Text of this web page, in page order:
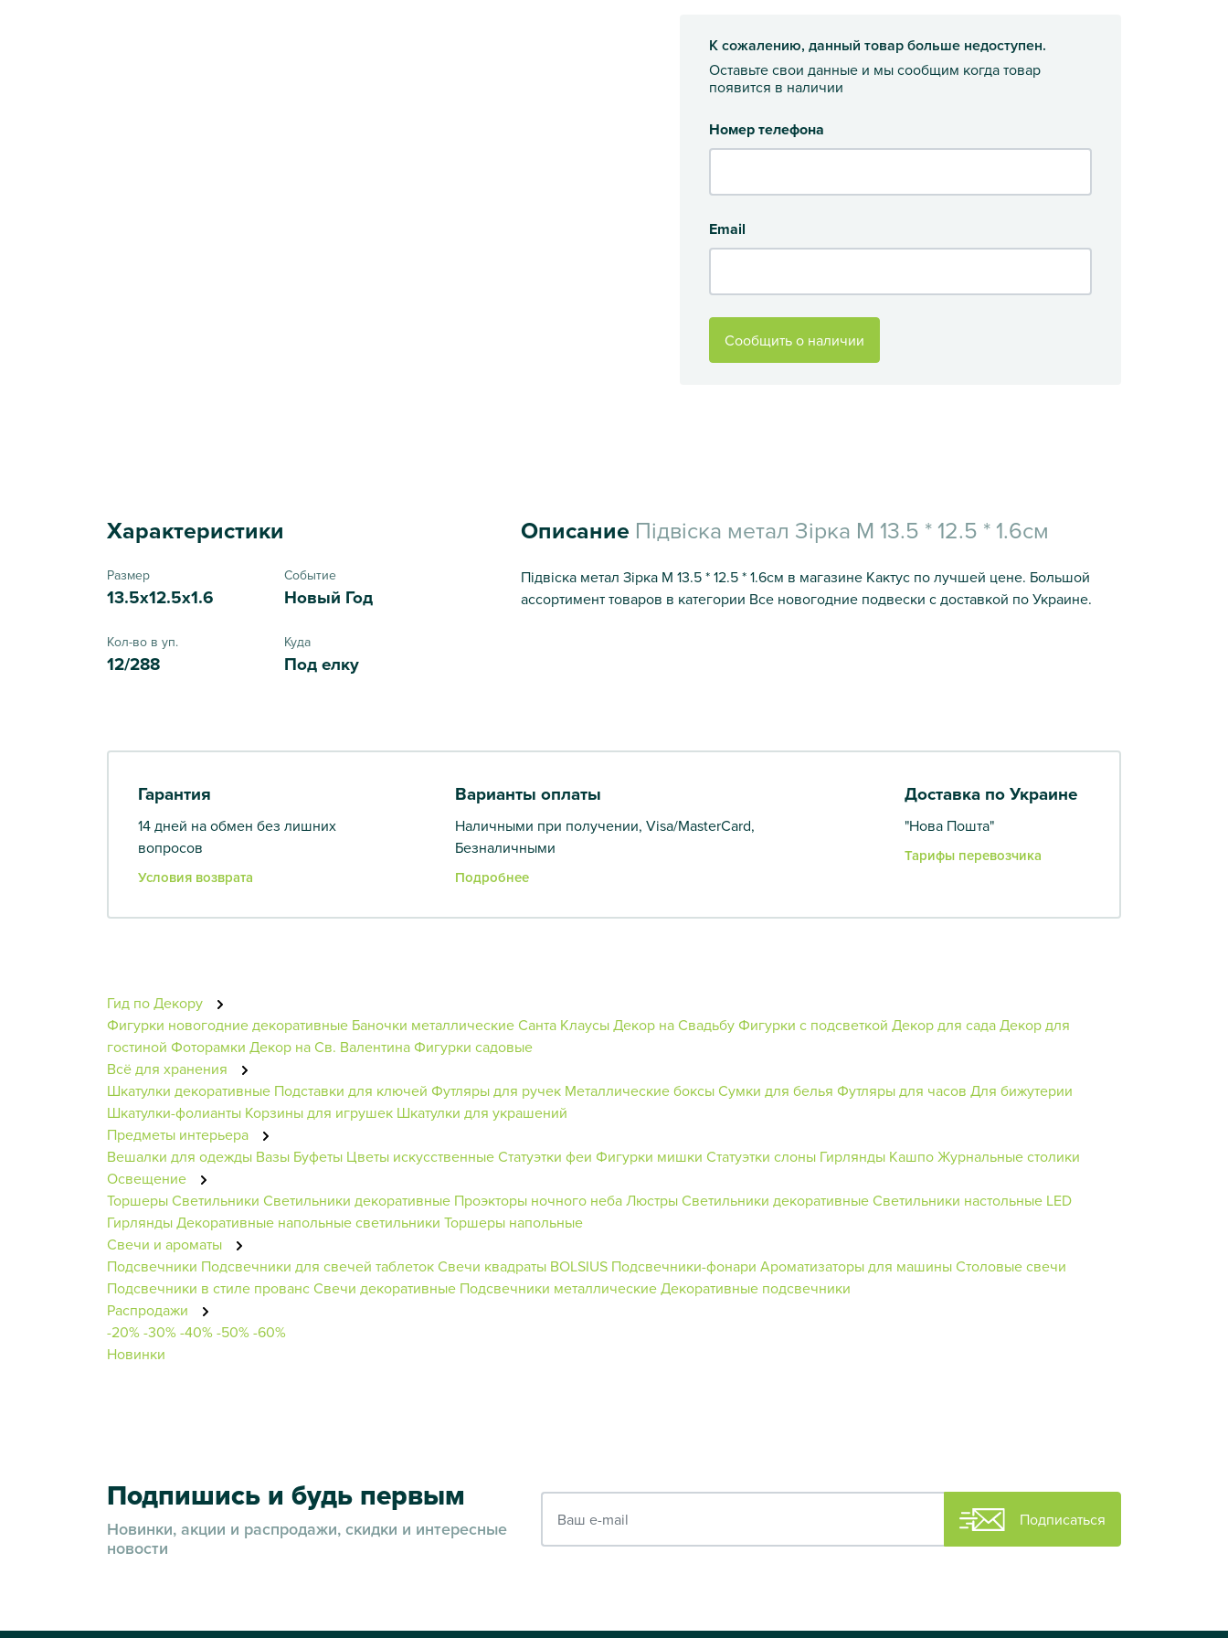
К сожалению, данный товар больше недоступен.
Оставьте свои данные и мы сообщим когда товар
появится в наличии
Номер телефона
Email
Сообщить о наличии
Характеристики
Размер
13.5x12.5x1.6
Событие
Новый Год
Кол-во в уп.
12/288
Куда
Под елку
Описание Підвіска метал Зірка M 13.5 * 12.5 * 1.6см
Підвіска метал Зірка M 13.5 * 12.5 * 1.6см в магазине Кактус по лучшей цене. Большой
ассортимент товаров в категории Все новогодние подвески с доставкой по Украине.
Гарантия
14 дней на обмен без лишних
вопросов
Условия возврата
Варианты оплаты
Наличными при получении, Visa/MasterCard,
Безналичными
Подробнее
Доставка по Украине
"Нова Пошта"
Тарифы перевозчика
Гид по Декору
Фигурки новогодние декоративные Баночки металлическиеСанта КлаусыДекор на СвадьбуФигурки с подсветкой Декор для садаДекор для
гостиной Фоторамки Декор на Св. ВалентинаФигурки садовые
Всё для хранения
Шкатулки декоративные Подставки для ключей Футляры для ручек Металлические боксыСумки для белья Футляры для часов Для бижутерии
Шкатулки-фолианты Корзины для игрушек Шкатулки для украшений
Предметы интерьера
Вешалки для одежды Вазы Буфеты Цветы искусственныеСтатуэтки феи Фигурки мишки Статуэтки слоны Гирлянды КашпоЖурнальные столики
Освещение
ТоршерыСветильники Светильники декоративные Проэкторы ночного небаЛюстрыСветильники декоративныеСветильники настольные LED
ГирляндыДекоративные напольные светильники Торшеры напольные
Свечи и ароматы
Подсвечники Подсвечники для свечей таблетокСвечи квадраты BOLSIUS Подсвечники-фонари Ароматизаторы для машиныСтоловые свечи
Подсвечники в стиле провансСвечи декоративные Подсвечники металлическиеДекоративные подсвечники
Распродажи
-20%-30%-40%-50%-60%
Новинки
Подпишись и будь первым
Новинки, акции и распродажи, скидки и интересные
новости
Подписаться